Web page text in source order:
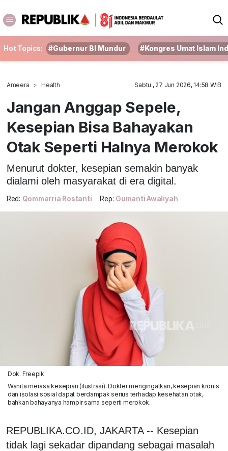
Hot Topics: #Gubernur BI Mundur #Kongres Umat Islam
Ameera Health Sabtu , 27 Jun 2026, 14:58 WIB
Jangan Anggap Sepele,
Kesepian Bisa Bahayakan
Otak Seperti Halnya Merokok
Menurut dokter, kesepian semakin banyak
dialami oleh masyarakat di era digital.
Red: Qommarria Rostanti Rep: Gumanti Awaliyah
Dok. Freepik
Wanita merasa kesepian (ilustrasi). Dokter mengingatkan, kesepian kronis
dan isolasi sosial dapat berdampak serius terhadap kesehatan otak,
bahkan bahayanya hampir sama seperti merokok.
REPUBLIKA.CO.ID, JAKARTA -- Kesepian
tidak lagi sekadar dipandang sebagai masalah